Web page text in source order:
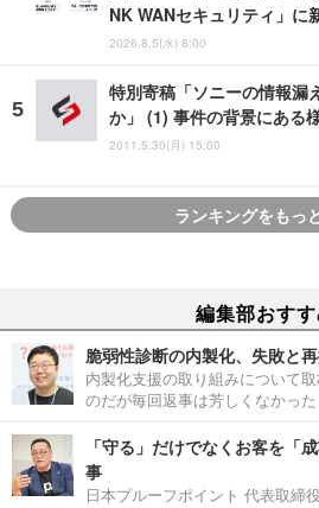
NK WANセキュリティ」に
2026.8.5(水) 8:00
特別寄稿「ソニーの情報漏
か」 (1) 事件の背景にある
2011.5.30(月) 15:00
ランキングをもっ
編集部おすす
脆弱性診断の内製化、失敗と
内製化支援の取り組みについて
のだが毎回返事は芳しくなかった
「守る」だけでなくお客を「
事
日本プルーフポイント 代表取締